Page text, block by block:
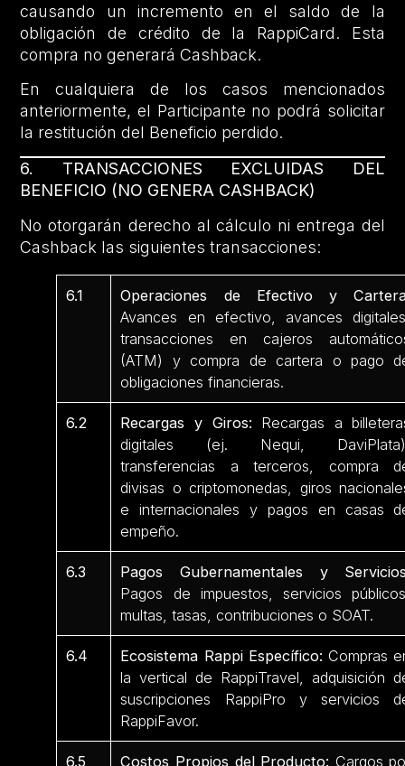
causando un incremento en el saldo de la
obligación de crédito de la RappiCard. Esta
compra no generará Cashback.
En cualquiera de los casos mencionados
anteriormente, el Participante no podrá solicitar
la restitución del Beneficio perdido.
6. TRANSACCIONES EXCLUIDAS DEL
BENEFICIO (NO GENERA CASHBACK)
No otorgarán derecho al cálculo ni entrega del
Cashback las siguientes transacciones:
6.1
Operaciones de Efectivo y
Avances en efectivo, avances
transacciones en cajeros
(ATM) y compra de cartera o pago
obligaciones financieras.
6.2 Recargas y Giros: Recargas a
digitales (ej. Nequi,
transferencias a terceros, compra
divisas o criptomonedas, giros
e internacionales y pagos en casas
empeño.
6.3
Pagos Gubernamentales y
Pagos de impuestos, servicios
multas, tasas, contribuciones o SOAT.
6.4 Ecosistema Rappi Específico: Compras
la vertical de RappiTravel, adquisición
suscripciones RappiPro y servicios
RappiFavor.
6.5 Costos Propios del Producto: Cargos